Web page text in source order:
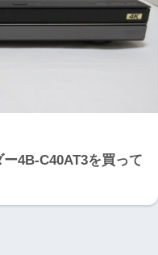
4B-C40AT3を買って